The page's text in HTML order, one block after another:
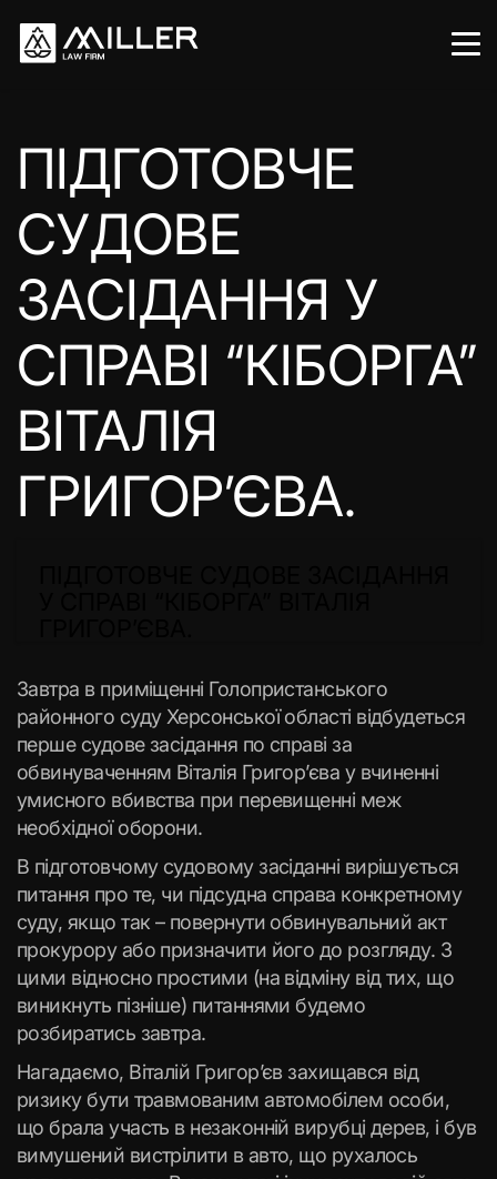
ПІДГОТОВЧЕ
СУДОВЕ
ЗАСІДАННЯ У
СПРАВІ “КІБОРГА”
ВІТАЛІЯ
ГРИГОР’ЄВА.
Завтра в приміщенні Голопристанського
районного суду Херсонської області відбудеться
перше судове засідання по справі за
обвинуваченням Віталія Григор’єва у вчиненні
умисного вбивства при перевищенні меж
необхідної оборони.
В підготовчому судовому засіданні вирішується
питання про те, чи підсудна справа конкретному
суду, якщо так – повернути обвинувальний акт
прокурору або призначити його до розгляду. З
цими відносно простими (на відміну від тих, що
виникнуть пізніше) питаннями будемо
розбиратись завтра.
Нагадаємо, Віталій Григор’єв захищався від
ризику бути травмованим автомобілем особи,
що брала участь в незаконній вирубці дерев, і був
вимушений вистрілити в авто, що рухалось